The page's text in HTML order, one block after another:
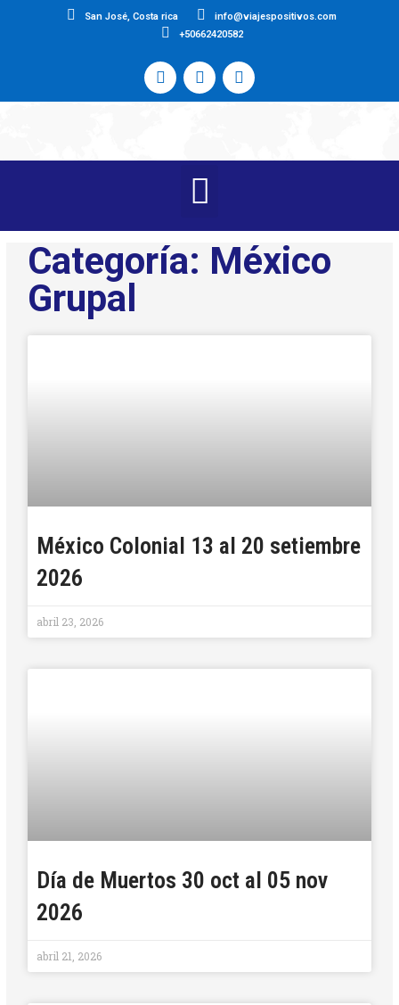
San José, Costa rica
info@viajespositivos.com
+50662420582
Categoría: México
Grupal
México Colonial 13 al 20 setiembre
2026
abril 23, 2026
Día de Muertos 30 oct al 05 nov
2026
abril 21, 2026